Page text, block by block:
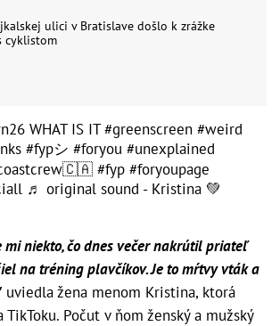
ulici v Bratislave došlo k zrážke
cyklistom
WHAT IS IT#greenscreen #weird
#fypシ #foryou #unexplained
#fyp #foryoupage
♬ original sound - Kristina 💚
mi niekto, čo dnes večer nakrútil priateľ
na tréning plavčíkov. Je to mŕtvy vták a
uviedla žena menom Kristina, ktorá
Počut v ňom ženský a mužský